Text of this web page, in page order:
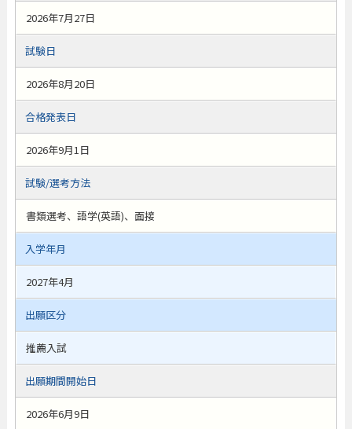
2026年7月27日
試験日
2026年8月20日
合格発表日
2026年9月1日
試験/選考方法
書類選考、語学(英語)、面接
入学年月
2027年4月
出願区分
推薦入試
出願期間開始日
2026年6月9日